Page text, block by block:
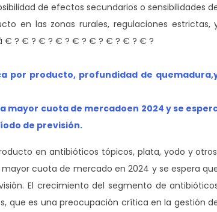
de efectos secundarios o sensibilidades
en las zonas rurales, regulaciones estrictas,
€ ? € ? € ? € ? € ? € ? € ? € ? € ?
por producto, profundidad de quemadura,
mayor cuota de mercadoen 2024 y se
de previsión.
en antibióticos tópicos, plata, yodo y
cuota de mercado en 2024 y se espera
El crecimiento del segmento de
que es una preocupación crítica en la gestión